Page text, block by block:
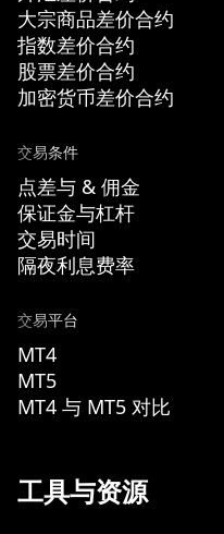
大宗商品差价合约
指数差价合约
股票差价合约
加密货币差价合约
交易条件
点差与 & 佣金
保证金与杠杆
交易时间
隔夜利息费率
交易平台
MT4
MT5
MT4 与 MT5 对比
工具与资源